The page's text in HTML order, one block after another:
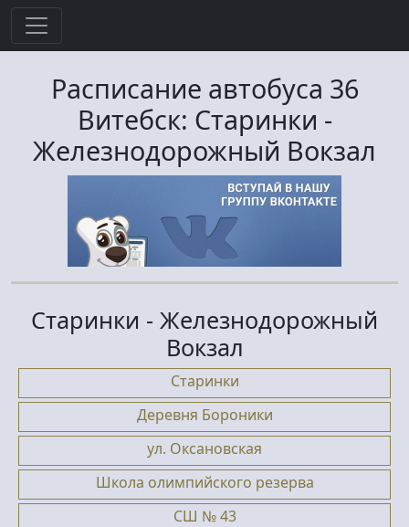
Расписание автобуса 36
Витебск: Старинки -
Железнодорожный Вокзал
Старинки - Железнодорожный
Вокзал
Старинки
Деревня Бороники
ул. Оксановская
Школа олимпийского резерва
СШ № 43